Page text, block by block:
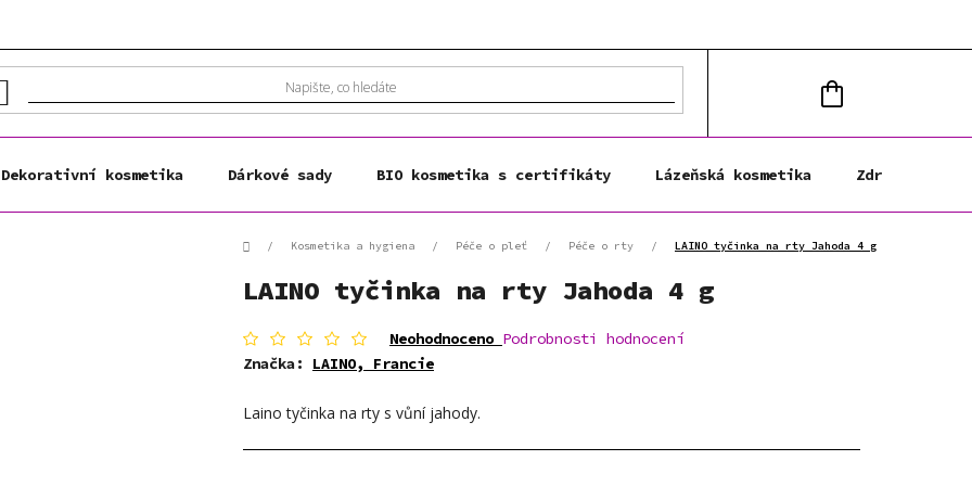
KOŠÍK
Dekorativní kosmetika Dárkové sady BIO kosmetika s certifikáty Lázeňská kosmetika Zdravá výživa
Domů/ Kosmetika a hygiena / Péče o pleť / Péče o rty / LAINO tyčinka na rty Jahoda 4 g
LAINO tyčinka na rty Jahoda 4 g
Průměrné
hodnocení
produktu
0,0
5
Neohodnoceno Podrobnosti hodnocení
Značka: LAINO, Francie
Laino tyčinka na rty s vůní jahody.